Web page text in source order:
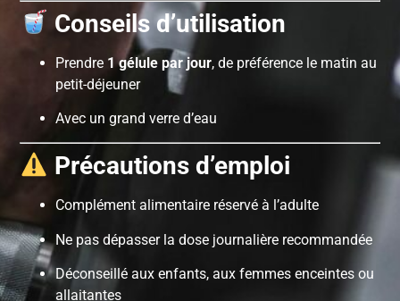
Conseils d’utilisation
Prendre 1 gélule par jour, de préférence le matin au
petit-déjeuner
Avec un grand verre d’eau
Précautions d’emploi
Complément alimentaire réservé à l’adulte
Ne pas dépasser la dose journalière recommandée
Déconseillé aux enfants, aux femmes enceintes ou
allaitantes